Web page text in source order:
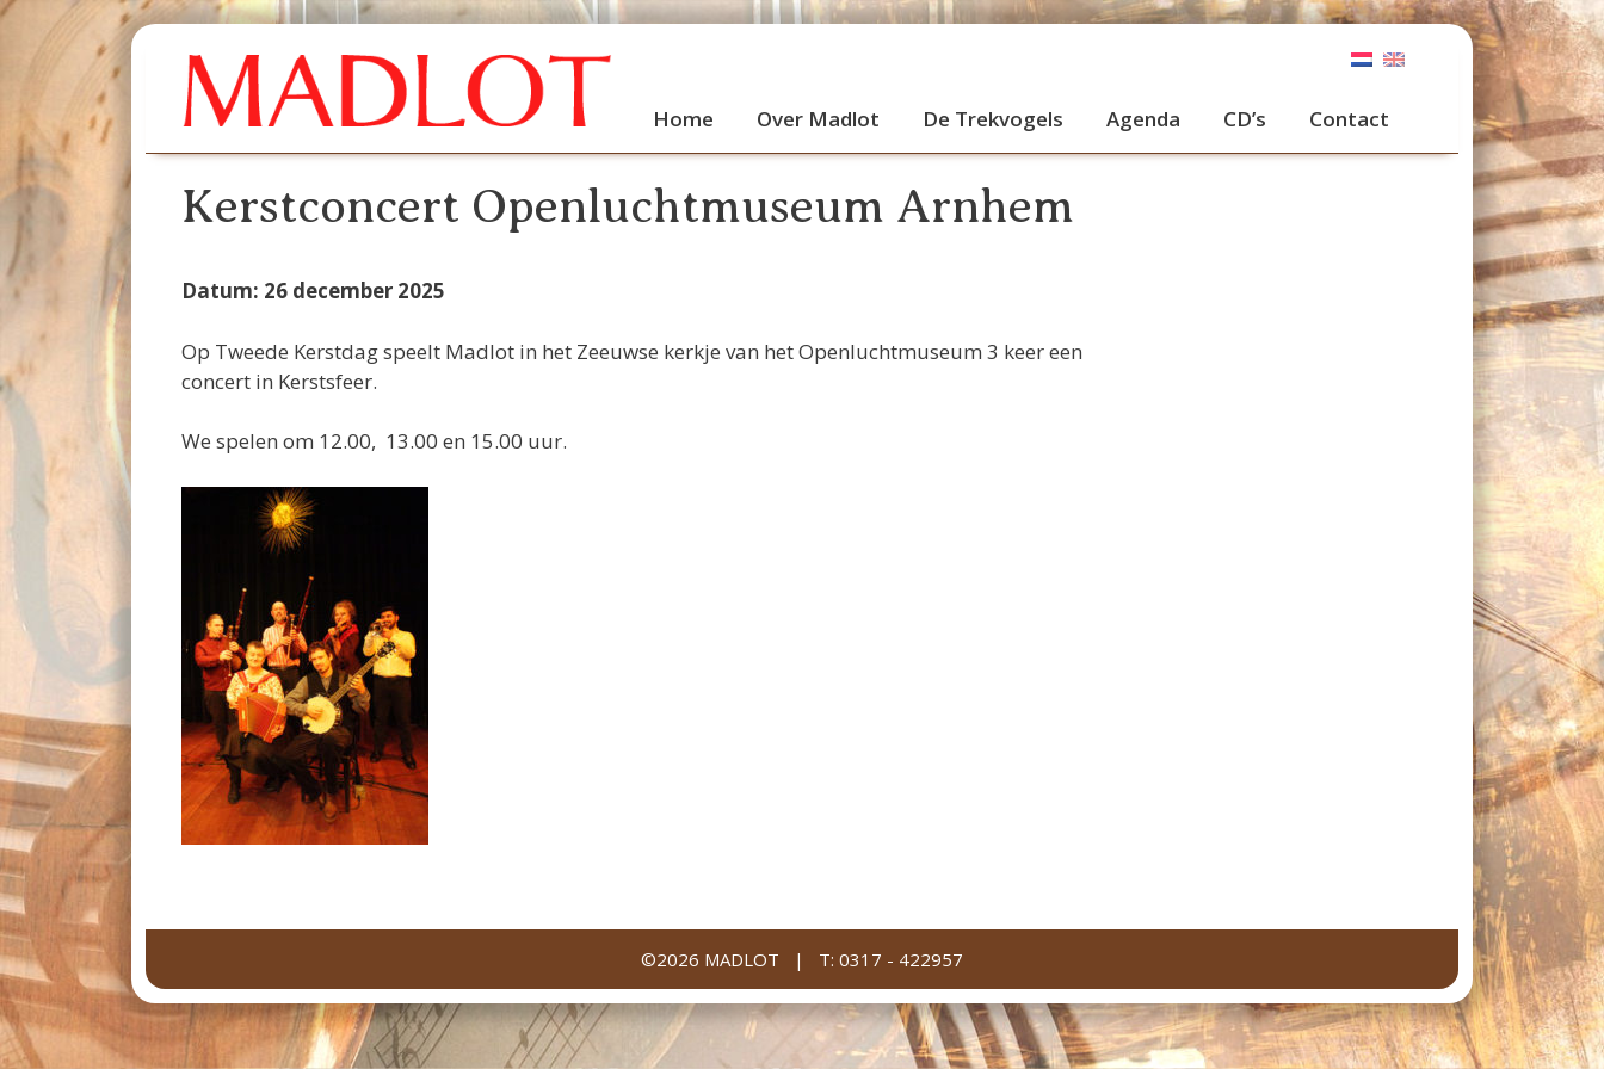
naar
Home Over Madlot De Trekvogels Agenda CD’s Contact
Kerstconcert Openluchtmuseum Arnhem
Datum: 26 december 2025
Op Tweede Kerstdag speelt Madlot in het Zeeuwse kerkje van het Openluchtmuseum 3 keer een
concert in Kerstsfeer.
We spelen om 12.00, 13.00 en 15.00 uur.
©2026 MADLOT | T: 0317 - 422957